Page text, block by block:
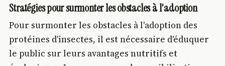
Stratégies pour surmonter les obstacles à l'adoption
Pour surmonter les obstacles à l'adoption des
protéines d'insectes, il est nécessaire d'éduquer
le public sur leurs avantages nutritifs et